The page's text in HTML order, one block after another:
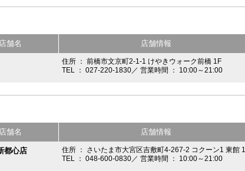
店舗名 店舗情報
住所 ： 前橋市文京町2-1-1 けやきウォーク前橋 1F
TEL ： 027-220-1830／ 営業時間 ： 10:00～21:00
店舗名 店舗情報
都心店
住所 ： さいたま市大宮区吉敷町4-267-2 コクーン1 東館
TEL ： 048-600-0830／ 営業時間 ： 10:00～21:00